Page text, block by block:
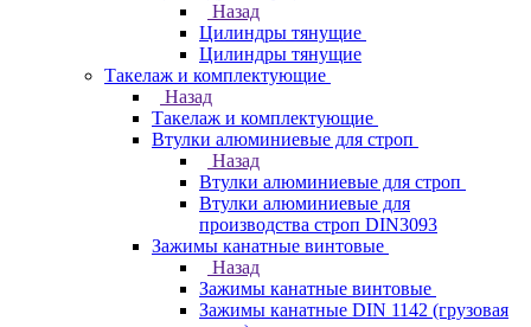
Назад
Цилиндры тянущие
Цилиндры тянущие
Такелаж и комплектующие
Назад
Такелаж и комплектующие
Втулки алюминиевые для строп
Назад
Втулки алюминиевые для строп
Втулки алюминиевые для
производства строп DIN3093
Зажимы канатные винтовые
Назад
Зажимы канатные винтовые
Зажимы канатные DIN 1142 (грузовая